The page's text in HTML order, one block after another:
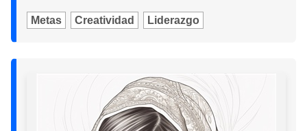
Metas Creatividad Liderazgo